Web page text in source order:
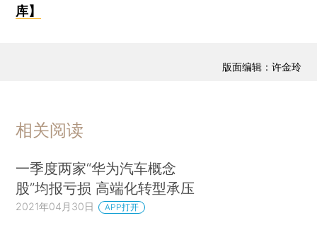
库】
版面编辑：许金玲
相关阅读
一季度两家“华为汽车概念
股”均报亏损 高端化转型承压
2021年04月30日 APP打开